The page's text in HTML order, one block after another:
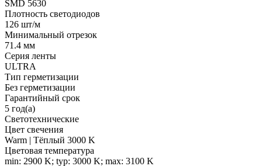
SMD 5630
Плотность светодиодов
126 шт/м
Минимальный отрезок
71.4 мм
Серия ленты
ULTRA
Тип герметизации
Без герметизации
Гарантийный срок
5 год(а)
Светотехнические
Цвет свечения
Warm | Тёплый 3000 K
Цветовая температура
min: 2900 K; typ: 3000 K; max: 3100 K